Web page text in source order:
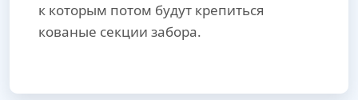
к которым потом будут крепиться
кованые секции забора.